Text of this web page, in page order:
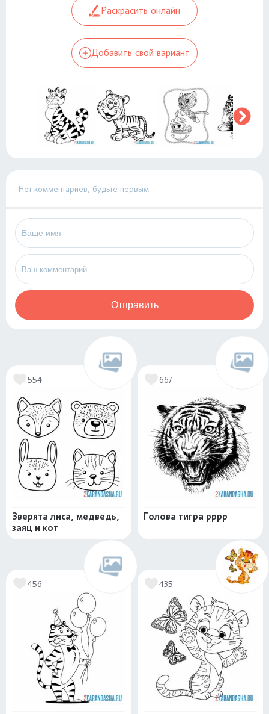
Раскрасить онлайн
Добавить свой вариант
Нет комментариев, будьте первым
Отправить
554
Зверята лиса, медведь,
заяц и кот
667
Голова тигра рррр
456 435